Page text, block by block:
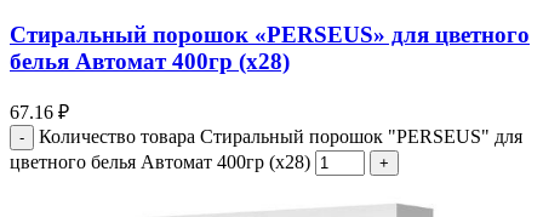
Стиральный порошок «PERSEUS» для цветного
белья Автомат 400гр (х28)
67.16 ₽
Количество товара Стиральный порошок "PERSEUS" для
цветного белья Автомат 400гр (х28)